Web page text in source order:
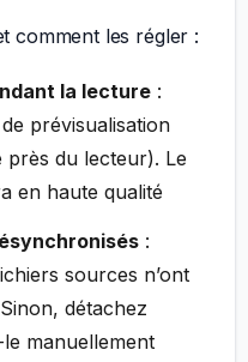
comment les régler :
la lecture:
prévisualisation
près du lecteur). Le
en haute qualité
:
sources n’ont
détachez
le manuellement